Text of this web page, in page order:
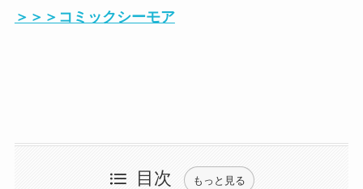
＞＞＞コミックシーモア
目次 もっと見る